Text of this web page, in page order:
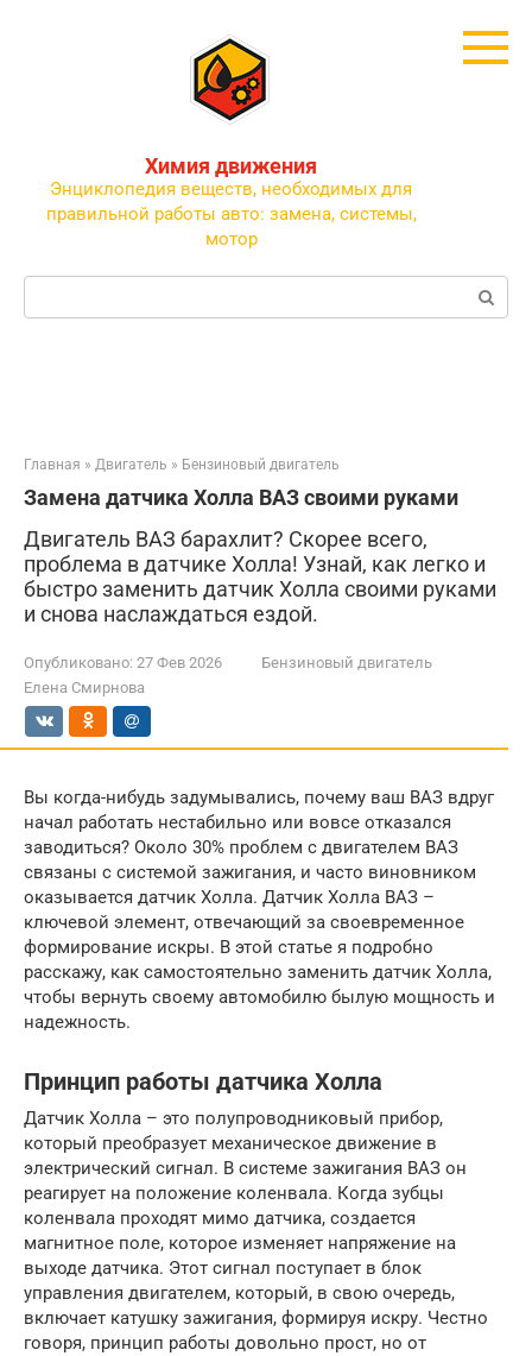
Химия движения
Энциклопедия веществ, необходимых для
правильной работы авто: замена, системы,
мотор
Поиск:
Главная » Двигатель » Бензиновый двигатель
Замена датчика Холла ВАЗ своими руками
Двигатель ВАЗ барахлит? Скорее всего,
проблема в датчике Холла! Узнай, как легко и
быстро заменить датчик Холла своими руками
и снова наслаждаться ездой.
Опубликовано: 27 Фев 2026
Бензиновый двигатель
Елена Смирнова
Вы когда-нибудь задумывались, почему ваш ВАЗ вдруг
начал работать нестабильно или вовсе отказался
заводиться? Около 30% проблем с двигателем ВАЗ
связаны с системой зажигания, и часто виновником
оказывается датчик Холла. Датчик Холла ВАЗ –
ключевой элемент, отвечающий за своевременное
формирование искры. В этой статье я подробно
расскажу, как самостоятельно заменить датчик Холла,
чтобы вернуть своему автомобилю былую мощность и
надежность.
Принцип работы датчика Холла
Датчик Холла – это полупроводниковый прибор,
который преобразует механическое движение в
электрический сигнал. В системе зажигания ВАЗ он
реагирует на положение коленвала. Когда зубцы
коленвала проходят мимо датчика, создается
магнитное поле, которое изменяет напряжение на
выходе датчика. Этот сигнал поступает в блок
управления двигателем, который, в свою очередь,
включает катушку зажигания, формируя искру. Честно
говоря, принцип работы довольно прост, но от